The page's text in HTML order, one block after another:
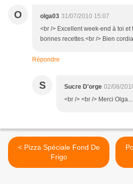
O olga03 31/07/2010 15:07
<br /> Excellent week-end à toi
bonnes recettes.<br /> Bien
Répondre
S Sucre D'orge 02/08/
<br /> <br /> Merci
< Pizza Spéciale Fond De
Frigo